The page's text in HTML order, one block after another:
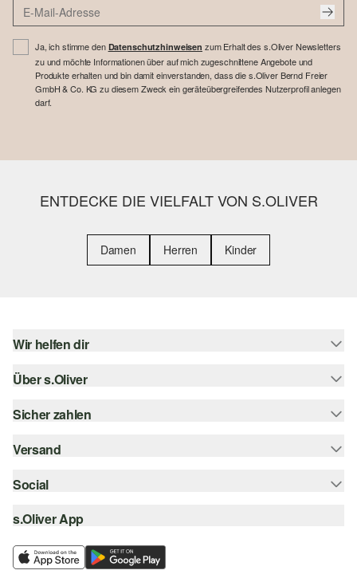
Ja, ich stimme den Datenschutzhinweisen zum Erhalt des s.Oliver Newsletters
zu und möchte Informationen über auf mich zugeschnittene Angebote und
Produkte erhalten und bin damit einverstanden, dass die s.Oliver Bernd Freier
GmbH & Co. KG zu diesem Zweck ein geräteübergreifendes Nutzerprofil anlegen
darf.
ENTDECKE DIE VIELFALT VON S.OLIVER
Damen Herren Kinder
Wir helfen dir
Hilfe & FAQ
Größenberatung
Über s.Oliver
Newsletter
s.Oliver Card
Wunschliste
Nachhaltigkeit
Sicher zahlen
Rechnung
Kreditkarte
Klarna
Versand
Sendungsverfolgung
SwissPost
My Post 24
Social
instagram
facebook
s.Oliver App